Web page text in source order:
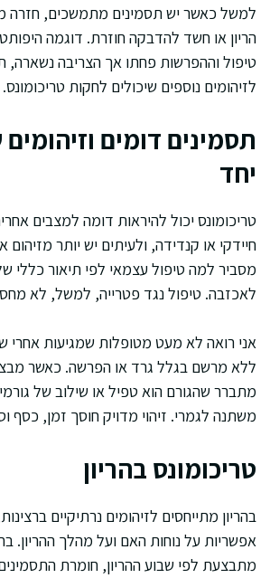
למשל כאשר יש תסמינים מתמשכים, חזרה
הריון או חשד להדבקה חוזרת. דוגמה
טיפול וההפרשות פחתו אך הצריבה נשארה,
לזיהומים נוספים שיכולים לחקות טריכומונס.
תסמינים דומים
יחד
טריכומונס יכול להיראות דומה למצבים
חיידקי או קנדידה, ולעיתים יש יותר
מסביר למה טיפול עצמאי לפי תיאור כללי
לאכזבה. טיפול נגד פטרייה, למשל, לא
אני רואה לא מעט מטופלות שמגיעות אחרי
ללא מרשם בגלל גרד או הפרשה. כאשר
מתברר שהגורם הוא טפיל או שילוב של
משתנה לגמרי. זיהוי מדויק חוסך זמן, כסף
טריכומונס בהריון
בהריון מתייחסים לזיהומים נרתיקיים
אפשריות על נוחות האם ועל מהלך ההריון.
מתבצעת לפי שבוע ההריון, חומרת